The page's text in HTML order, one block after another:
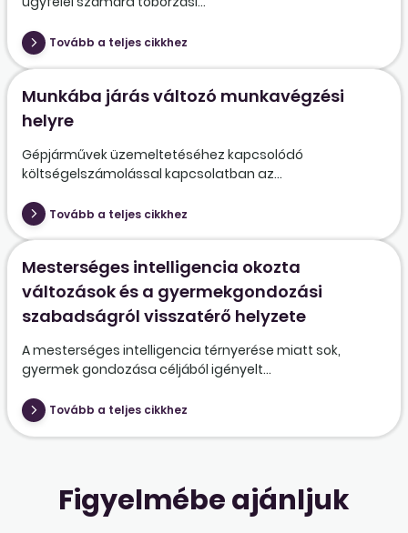
Tovább a teljes cikkhez
Munkába járás változó munkavégzési
helyre
Gépjárművek üzemeltetéséhez kapcsolódó
költségelszámolással kapcsolatban az...
Tovább a teljes cikkhez
Mesterséges intelligencia okozta
változások és a gyermekgondozási
szabadságról visszatérő helyzete
A mesterséges intelligencia térnyerése miatt sok,
gyermek gondozása céljából igényelt...
Tovább a teljes cikkhez
Figyelmébe ajánljuk